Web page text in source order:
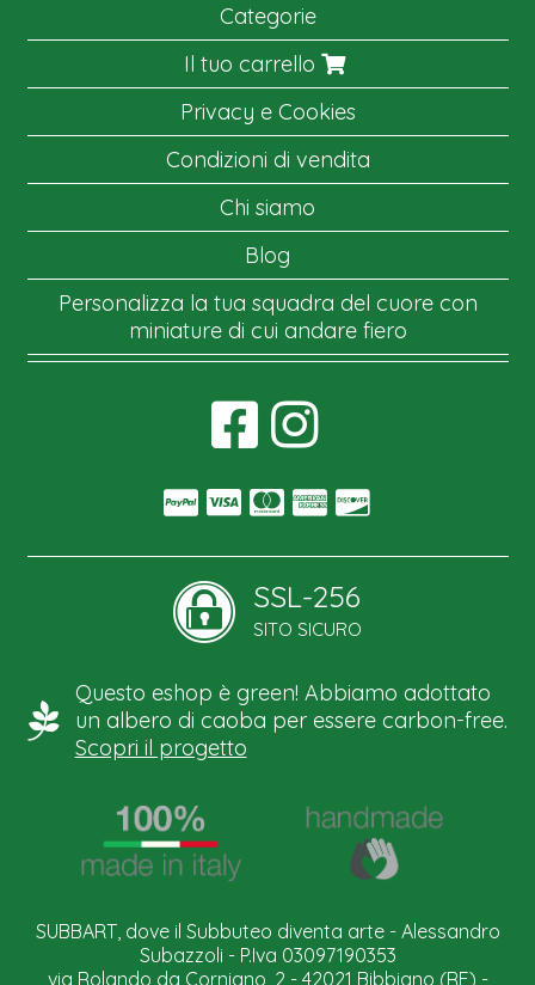
Categorie
Il tuo carrello
Privacy e Cookies
Condizioni di vendita
Chi siamo
Blog
Personalizza la tua squadra del cuore con
miniature di cui andare fiero
SSL-256
SITO SICURO
Questo eshop è green! Abbiamo adottato
un albero di caoba per essere carbon-free.
Scopri il progetto
SUBBART, dove il Subbuteo diventa arte - Alessandro
Subazzoli - P.Iva 03097190353
via Rolando da Corniano, 2 - 42021 Bibbiano (RE) -